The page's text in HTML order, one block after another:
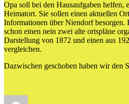
Opa soll bei den Hausaufgaben helfen,
Heimatort. Sie sollen einen aktuellen
Informationen über Niendorf besorgen.
schon einen nein zwei alte ortspläne
Darstellung von 1872 und einen aus
vergleichen.
Dazwischen geschoben haben wir den